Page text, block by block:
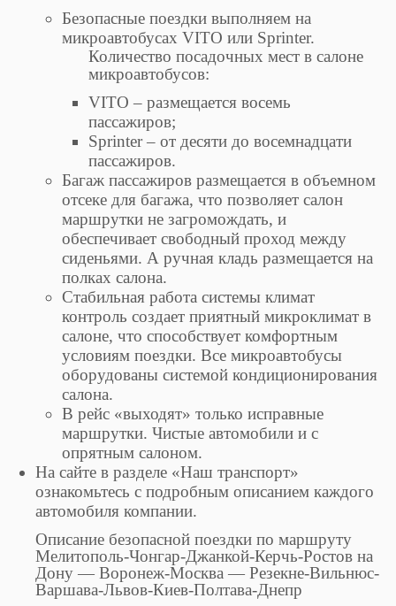
Безопасные поездки выполняем на
микроавтобусах VITO или Sprinter.
Количество посадочных мест в салоне
микроавтобусов:
VITO – размещается восемь
пассажиров;
Sprinter – от десяти до восемнадцати
пассажиров.
Багаж пассажиров размещается в объемном
отсеке для багажа, что позволяет салон
маршрутки не загромождать, и
обеспечивает свободный проход между
сиденьями. А ручная кладь размещается на
полках салона.
Стабильная работа системы климат
контроль создает приятный микроклимат в
салоне, что способствует комфортным
условиям поездки. Все микроавтобусы
оборудованы системой кондиционирования
салона.
В рейс «выходят» только исправные
маршрутки. Чистые автомобили и с
опрятным салоном.
На сайте в разделе «Наш транспорт»
ознакомьтесь с подробным описанием каждого
автомобиля компании.
Описание безопасной поездки по маршруту
Мелитополь-Чонгар-Джанкой-Керчь-Ростов на
Дону — Воронеж-Москва — Резекне-Вильнюс-
Варшава-Львов-Киев-Полтава-Днепр